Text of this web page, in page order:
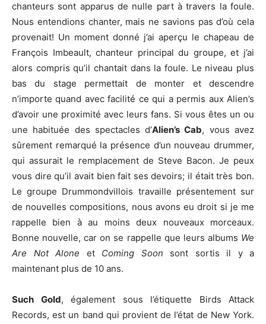
chanteurs sont apparus de nulle part à travers la foule.
Nous entendions chanter, mais ne savions pas d’où cela
provenait! Un moment donné j’ai aperçu le chapeau de
François Imbeault, chanteur principal du groupe, et j’ai
alors compris qu’il chantait dans la foule. Le niveau plus
bas du stage permettait de monter et descendre
n’importe quand avec facilité ce qui a permis aux Alien’s
d’avoir une proximité avec leurs fans. Si vous êtes un ou
une habituée des spectacles d’Alien’s Cab, vous avez
sûrement remarqué la présence d’un nouveau drummer,
qui assurait le remplacement de Steve Bacon. Je peux
vous dire qu’il avait bien fait ses devoirs; il était très bon.
Le groupe Drummondvillois travaille présentement sur
de nouvelles compositions, nous avons eu droit si je me
rappelle bien à au moins deux nouveaux morceaux.
Bonne nouvelle, car on se rappelle que leurs albums We
Are Not Alone et Coming Soon sont sortis il y a
maintenant plus de 10 ans.
Such Gold, également sous l’étiquette Birds Attack
Records, est un band qui provient de l’état de New York.